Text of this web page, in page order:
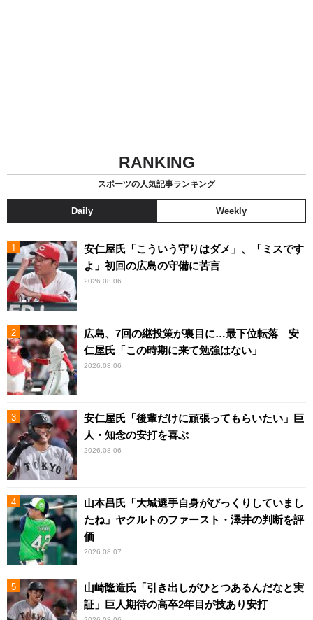
RANKING
スポーツの人気記事ランキング
Daily Weekly
安仁屋氏「こういう守りはダメ」、「ミスです
よ」初回の広島の守備に苦言
2026.08.06
広島、7回の継投策が裏目に…最下位転落 安
仁屋氏「この時期に来て勉強はない」
2026.08.06
安仁屋氏「後輩だけに頑張ってもらいたい」巨
人・知念の安打を喜ぶ
2026.08.06
山本昌氏「大城選手自身がびっくりしていまし
たね」ヤクルトのファースト・澤井の判断を評
価
2026.08.07
山崎隆造氏「引き出しがひとつあるんだなと実
証」巨人期待の高卒2年目が技あり安打